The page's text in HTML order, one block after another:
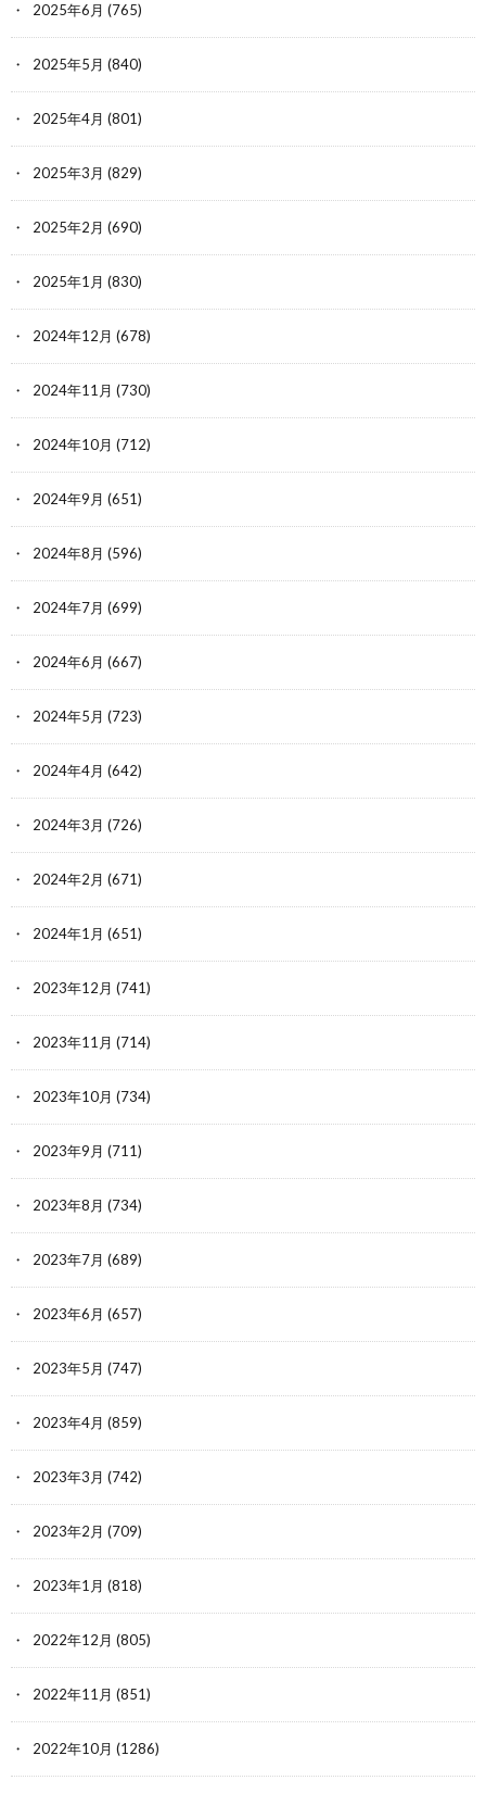
2025年6月 (765)
2025年5月 (840)
2025年4月 (801)
2025年3月 (829)
2025年2月 (690)
2025年1月 (830)
2024年12月 (678)
2024年11月 (730)
2024年10月 (712)
2024年9月 (651)
2024年8月 (596)
2024年7月 (699)
2024年6月 (667)
2024年5月 (723)
2024年4月 (642)
2024年3月 (726)
2024年2月 (671)
2024年1月 (651)
2023年12月 (741)
2023年11月 (714)
2023年10月 (734)
2023年9月 (711)
2023年8月 (734)
2023年7月 (689)
2023年6月 (657)
2023年5月 (747)
2023年4月 (859)
2023年3月 (742)
2023年2月 (709)
2023年1月 (818)
2022年12月 (805)
2022年11月 (851)
2022年10月 (1286)